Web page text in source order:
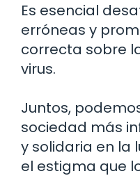
Es esencial
erróneas y
correcta sobre
virus.
Juntos,
sociedad más
y solidaria en la
el estigma que